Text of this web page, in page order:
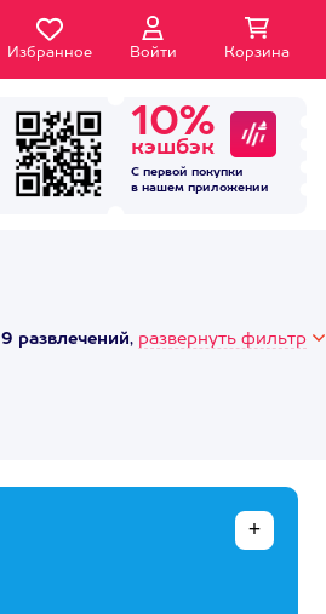
Избранное Войти Корзина
10%
кэшбэк
С первой покупки
в нашем приложении
9 развлечений, развернуть фильтр